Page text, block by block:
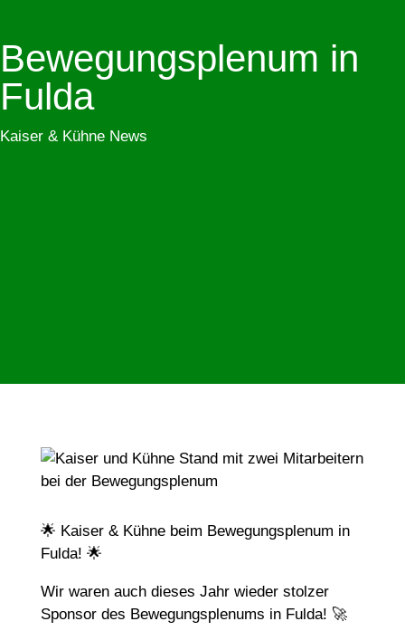
Bewegungsplenum in
Fulda
Kaiser & Kühne News
🌟 Kaiser & Kühne beim Bewegungsplenum in
Fulda! 🌟
Wir waren auch dieses Jahr wieder stolzer
Sponsor des Bewegungsplenums in Fulda! 🚀